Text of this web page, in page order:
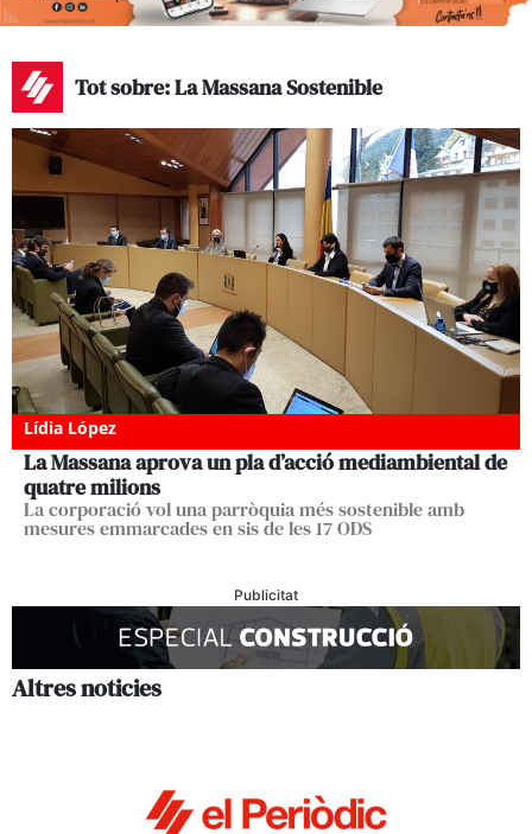
Tot sobre: La Massana Sostenible
Lídia López
La Massana aprova un pla d’acció mediambiental de
quatre milions
La corporació vol una parròquia més sostenible amb
mesures emmarcades en sis de les 17 ODS
Publicitat
Altres noticies